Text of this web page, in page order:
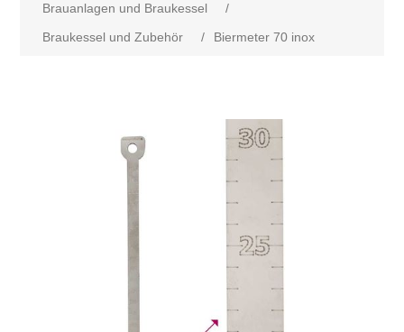
Brauanlagen und Braukessel
/
Braukessel und Zubehör
/ Biermeter 70 inox